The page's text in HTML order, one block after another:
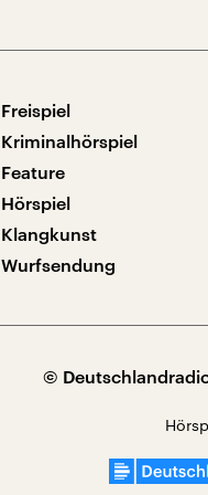
Freispiel
Kriminalhörspiel
Feature
Hörspiel
Klangkunst
Wurfsendung
©